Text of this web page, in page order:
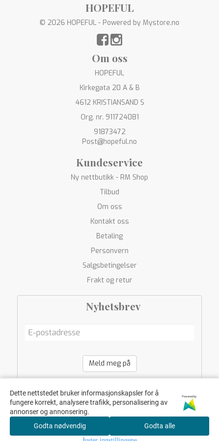
HOPEFUL
© 2026 HOPEFUL - Powered by Mystore.no
Om oss
HOPEFUL
Kirkegata 20 A & B
4612 KRISTIANSAND S
Org. nr. 911724081
91873472
Post@hopeful.no
Kundeservice
Ny nettbutikk - RM Shop
Tilbud
Om oss
Kontakt oss
Betaling
Personvern
Salgsbetingelser
Frakt og retur
Nyhetsbrev
Meld meg på
Dette nettstedet bruker informasjonskapsler for å
fungere korrekt, analysere trafikk, personalisering av
annonser og annonsering.
Powered by
Godta nødvendig Godta alle